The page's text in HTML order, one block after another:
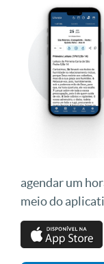
agendar um
meio do